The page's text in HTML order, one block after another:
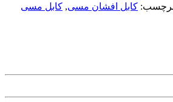
کابل افشان مسی, کابل مسی